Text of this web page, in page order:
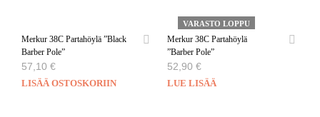
Merkur 38C Partahöylä ”Black
Barber Pole”
57,10 €
LISÄÄ OSTOSKORIIN
VARASTO LOPPU
Merkur 38C Partahöylä
”Barber Pole”
52,90 €
LUE LISÄÄ